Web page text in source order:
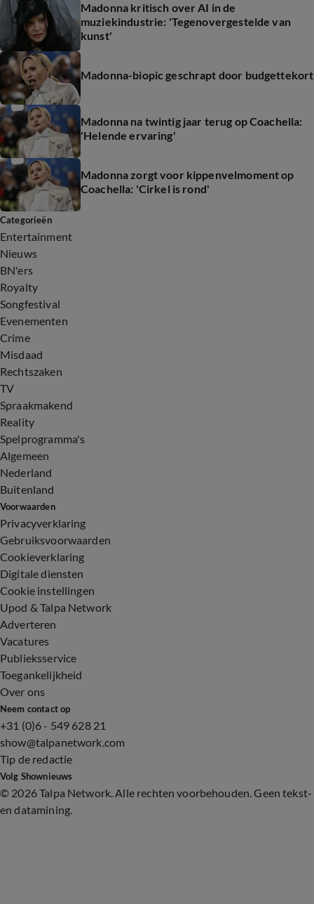
Madonna kritisch over AI in de
muziekindustrie: 'Tegenovergestelde van
kunst'
Madonna-biopic geschrapt door budgettekort
Madonna na twintig jaar terug op Coachella:
'Helende ervaring'
Madonna zorgt voor kippenvelmoment op
Coachella: 'Cirkel is rond'
Categorieën
Entertainment
Nieuws
BN'ers
Royalty
Songfestival
Evenementen
Crime
Misdaad
Rechtszaken
TV
Spraakmakend
Reality
Spelprogramma's
Algemeen
Nederland
Buitenland
Voorwaarden
Privacyverklaring
Gebruiksvoorwaarden
Cookieverklaring
Digitale diensten
Cookie instellingen
Upod & Talpa Network
Adverteren
Vacatures
Publieksservice
Toegankelijkheid
Over ons
Neem contact op
+31 (0)6 - 549 628 21
show@talpanetwork.com
Tip de redactie
Volg Shownieuws
© 2026 Talpa Network. Alle rechten voorbehouden. Geen tekst-
en datamining.